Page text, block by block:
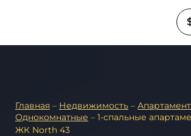
Главная – Недвижимость –
Однокомнатные – 1-спальные
ЖК North 43